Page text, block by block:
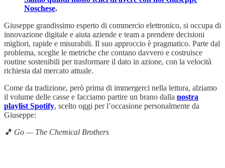
Noschese.
Giuseppe grandissimo esperto di commercio elettronico, si occupa di
innovazione digitale e aiuta aziende e team a prendere decisioni
migliori, rapide e misurabili. Il suo approccio è pragmatico. Parte dal
problema, sceglie le metriche che contano davvero e costruisce
routine sostenibili per trasformare il dato in azione, con la velocità
richiesta dal mercato attuale.
Come da tradizione, però prima di immergerci nella lettura, alziamo
il volume delle casse e facciamo partire un brano dalla nostra
playlist Spotify, scelto oggi per l’occasione personalmente da
Giuseppe:
🎵 Go — The Chemical Brothers